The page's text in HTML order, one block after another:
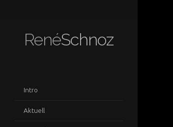
RenéSchnoz
Intro
Aktuell